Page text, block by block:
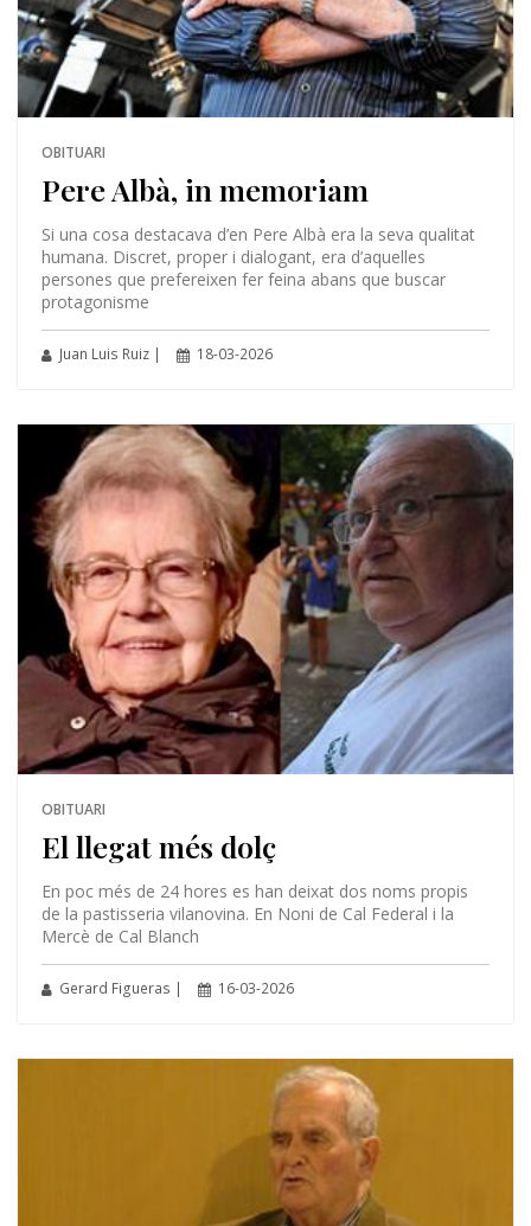
OBITUARI
Pere Albà, in memoriam
Si una cosa destacava d’en Pere Albà era la seva qualitat
humana. Discret, proper i dialogant, era d’aquelles
persones que prefereixen fer feina abans que buscar
protagonisme
Juan Luis Ruiz | 18-03-2026
OBITUARI
El llegat més dolç
En poc més de 24 hores es han deixat dos noms propis
de la pastisseria vilanovina. En Noni de Cal Federal i la
Mercè de Cal Blanch
Gerard Figueras | 16-03-2026